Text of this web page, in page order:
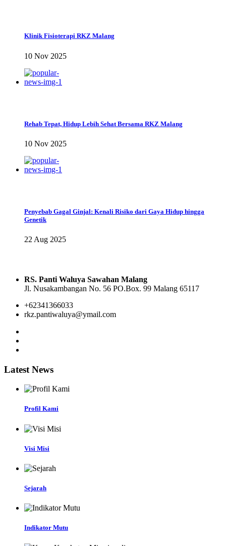
Klinik Fisioterapi RKZ Malang
10 Nov 2025
Rehab Tepat, Hidup Lebih Sehat Bersama RKZ Malang
10 Nov 2025
Penyebab Gagal Ginjal: Kenali Risiko dari Gaya Hidup hingga
Genetik
22 Aug 2025
RS. Panti Waluya Sawahan Malang
Jl. Nusakambangan No. 56 PO.Box. 99 Malang 65117
+62341366033
rkz.pantiwaluya@ymail.com
Latest News
Profil Kami
Visi Misi
Sejarah
Indikator Mutu